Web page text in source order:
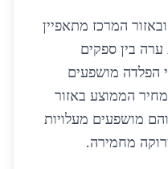
המרכז מתאפיין
ערה בין ספקים
הפלדה מושפעים
הממוצע באזור
₪ לטון, והם מושפעים מעלויות
מחמירה.